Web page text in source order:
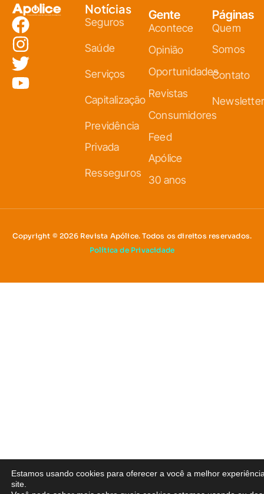
Notícias
Seguros
Saúde
Serviços
Capitalização
Previdência
Privada
Resseguros
Gente
Acontece
Opinião
Oportunidades
Revistas
Consumidores
Feed
Apólice
30 anos
Páginas
Quem
Somos
Contato
Newsletter
Copyright © 2026 Revista Apólice. Todos os direitos reservados.
Política de Privacidade
Estamos usando cookies para oferecer a você a melhor
site.